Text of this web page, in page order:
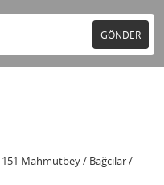
GÖNDER
151 Mahmutbey / Bağcılar /